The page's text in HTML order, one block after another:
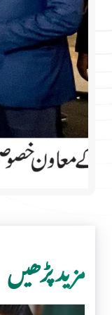
مزید پڑھیں